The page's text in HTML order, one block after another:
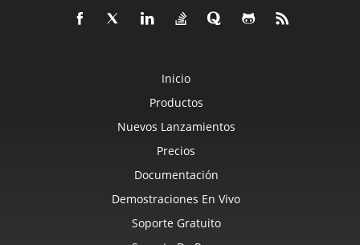
Inicio
Productos
Nuevos Lanzamientos
Precios
Documentación
Demostraciones En Vivo
Soporte Gratuito